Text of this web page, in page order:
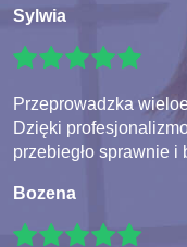
Sylwia
Przeprowadzka
Dzięki
przebiegło sprawnie i
Bozena